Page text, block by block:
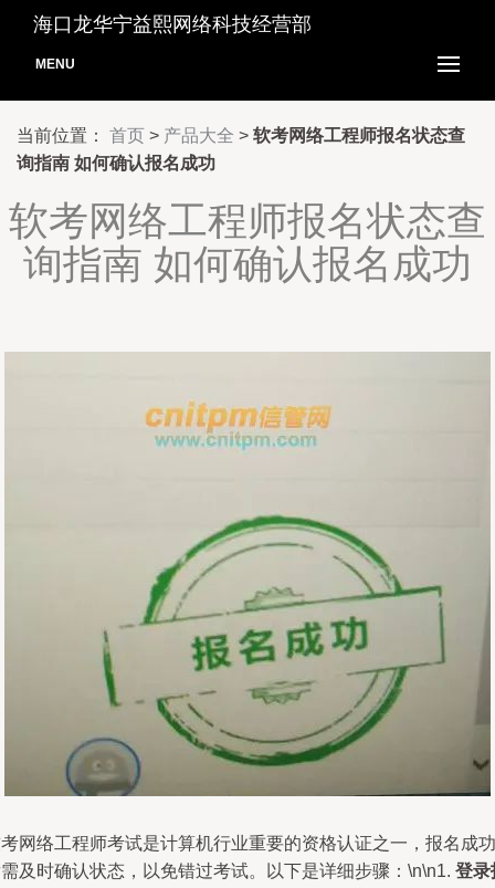
海口龙华宁益熙网络科技经营部
MENU
当前位置： 首页 > 产品大全 > 软考网络工程师报名状态查
询指南 如何确认报名成功
软考网络工程师报名状态查
询指南 如何确认报名成功
网络工程师考试是计算机行业重要的资格认证之一，报名成功
及时确认状态，以免错过考试。以下是详细步骤：\n\n1. 登录